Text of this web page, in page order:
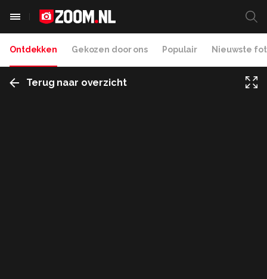
Ontdekken Gekozen door ons Populair Nieuwste
Terug naar overzicht